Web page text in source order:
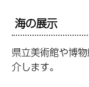
海の展示
県立美術館や博
介します。